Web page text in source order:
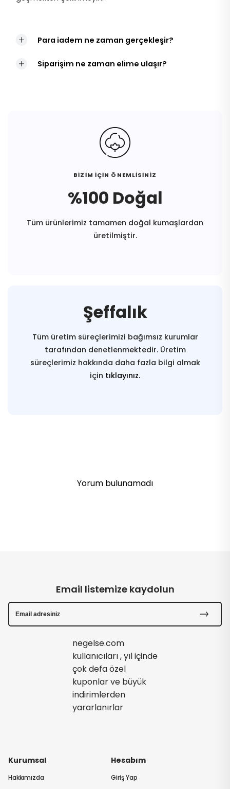
Para iadem ne zaman gerçekleşir?
Siparişim ne zaman elime ulaşır?
BİZİM İÇİN ÖNEMLİSİNİZ
%100 Doğal
Tüm ürünlerimiz tamamen doğal kumaşlardan
üretilmiştir.
Şeffalık
Tüm üretim süreçlerimizi bağımsız kurumlar
tarafından denetlenmektedir. Üretim
süreçlerimiz hakkında daha fazla bilgi almak
için tıklayınız.
Yorum bulunamadı
Kurumsal
Hakkımızda
Hesabım
Giriş Yap
Email listemize kaydolun
negelse.com
kullanıcıları , yıl içinde
çok defa özel
kuponlar ve büyük
indirimlerden
yararlanırlar